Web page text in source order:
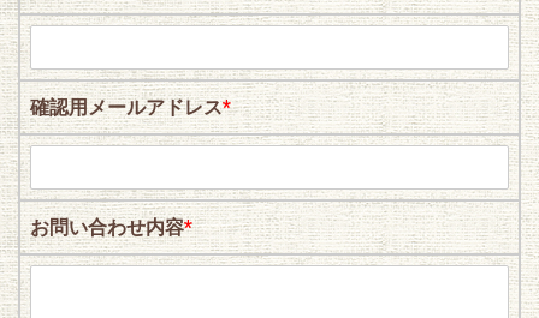
確認用メールアドレス*
お問い合わせ内容*